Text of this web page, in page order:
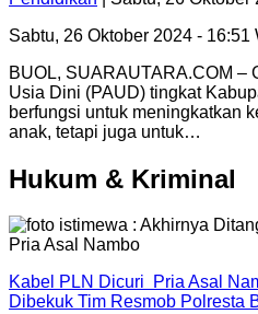
Sabtu, 26 Oktober 2024 - 16:51
BUOL, SUARAUTARA.COM –
Usia Dini (PAUD) tingkat
berfungsi untuk meningkatkan
anak, tetapi juga untuk…
Hukum & Kriminal
Kabel PLN Dicuri Pria Asal
Dibekuk Tim Resmob Polresta